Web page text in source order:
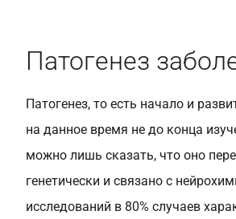
Патогенез
Патогенез, то есть начало и
на данное время не до конца
можно лишь сказать, что оно
генетически и связано с
исследований в 80% случаев